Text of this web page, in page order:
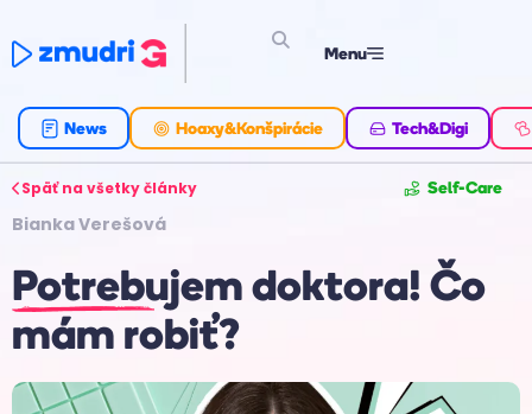
Menu
News Hoaxy&Konšpirácie Tech&Digi
Späť na všetky články Self-Care
Bianka Verešová
Potrebujem doktora! Čo
mám robiť?